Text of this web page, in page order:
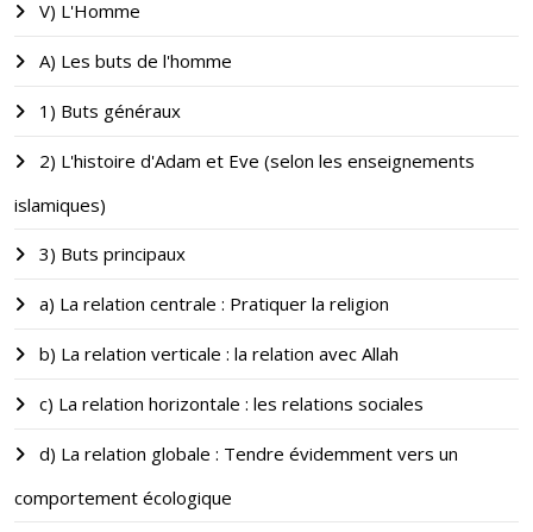
V) L'Homme
A) Les buts de l'homme
1) Buts généraux
2) L'histoire d'Adam et Eve (selon les enseignements
islamiques)
3) Buts principaux
a) La relation centrale : Pratiquer la religion
b) La relation verticale : la relation avec Allah
c) La relation horizontale : les relations sociales
d) La relation globale : Tendre évidemment vers un
comportement écologique